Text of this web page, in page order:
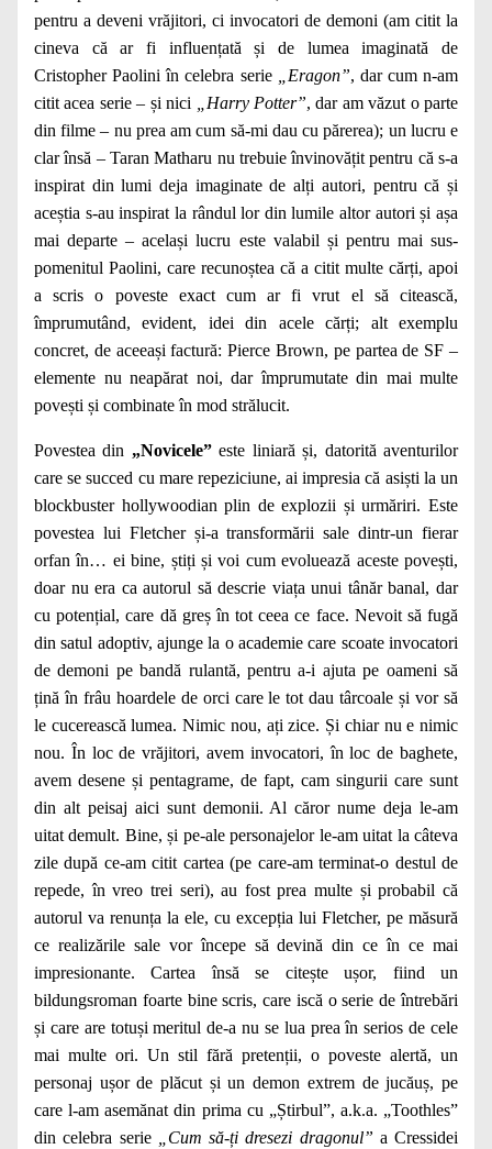
pentru a deveni vrăjitori, ci invocatori de demoni (am citit la
cineva că ar fi influențată și de lumea imaginată de
Cristopher Paolini în celebra serie
„Eragon”, dar cum n-am
citit acea serie – și nici
„Harry Potter”, dar am văzut o parte
din filme – nu prea am cum să-mi dau cu părerea); un lucru e
clar însă – Taran Matharu nu trebuie învinovățit pentru că s-a
inspirat din lumi deja imaginate de alți autori, pentru că și
aceștia s-au inspirat la rândul lor din lumile altor autori și așa
mai departe – același lucru este valabil și pentru mai sus-
pomenitul Paolini, care recunoștea că a citit multe cărți, apoi
a scris o poveste exact cum ar fi vrut el să citească,
împrumutând, evident, idei din acele cărți; alt exemplu
concret, de aceeași factură: Pierce Brown, pe partea de SF –
elemente nu neapărat noi, dar împrumutate din mai multe
povești și combinate în mod strălucit.
Povestea din „Novicele” este liniară și, datorită aventurilor
care se succed cu mare repeziciune, ai impresia că asiști la un
blockbuster hollywoodian plin de explozii și urmăriri. Este
povestea lui Fletcher și-a transformării sale dintr-un fierar
orfan în… ei bine, știți și voi cum evoluează aceste povești,
doar nu era ca autorul să descrie viața unui tânăr banal, dar
cu potențial, care dă greș în tot ceea ce face. Nevoit să fugă
din satul adoptiv, ajunge la o academie care scoate invocatori
de demoni pe bandă rulantă, pentru a-i ajuta pe oameni să
țină în frâu hoardele de orci care le tot dau târcoale și vor să
le cucerească lumea. Nimic nou, ați zice. Și chiar nu e nimic
nou. În loc de vrăjitori, avem invocatori, în loc de baghete,
avem desene și pentagrame, de fapt, cam singurii care sunt
din alt peisaj aici sunt demonii. Al căror nume deja le-am
uitat demult. Bine, și pe-ale personajelor le-am uitat la câteva
zile după ce-am citit cartea (pe care-am terminat-o destul de
repede, în vreo trei seri), au fost prea multe și probabil că
autorul va renunța la ele, cu excepția lui Fletcher, pe măsură
ce realizările sale vor începe să devină din ce în ce mai
impresionante. Cartea însă se citește ușor, fiind un
bildungsroman foarte bine scris, care iscă o serie de întrebări
și care are totuși meritul de-a nu se lua prea în serios de cele
mai multe ori. Un stil fără pretenții, o poveste alertă, un
personaj ușor de plăcut și un demon extrem de jucăuș, pe
care l-am asemănat din prima cu „Știrbul”, a.k.a. „Toothles”
din celebra serie
„Cum să-ți dresezi dragonul” a Cressidei